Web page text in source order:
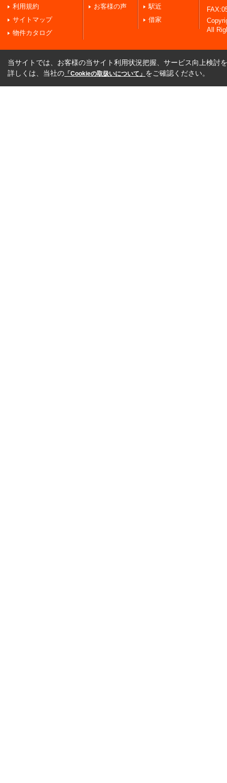
利用規約
サイトマップ
物件カタログ
お客様の声
駅近
借家
All
当サイトでは、お客様の当サイト利用状況把握、サービス向上検討
詳しくは、当社の 「Cookieの取扱いについて」 をご確認ください。